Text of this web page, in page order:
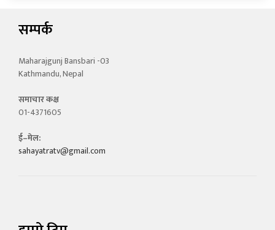
सम्पर्क
Maharajgunj Bansbari -03
Kathmandu, Nepal
समाचार कक्ष
01-4371605
ई–मेल:
sahayatratv@gmail.com